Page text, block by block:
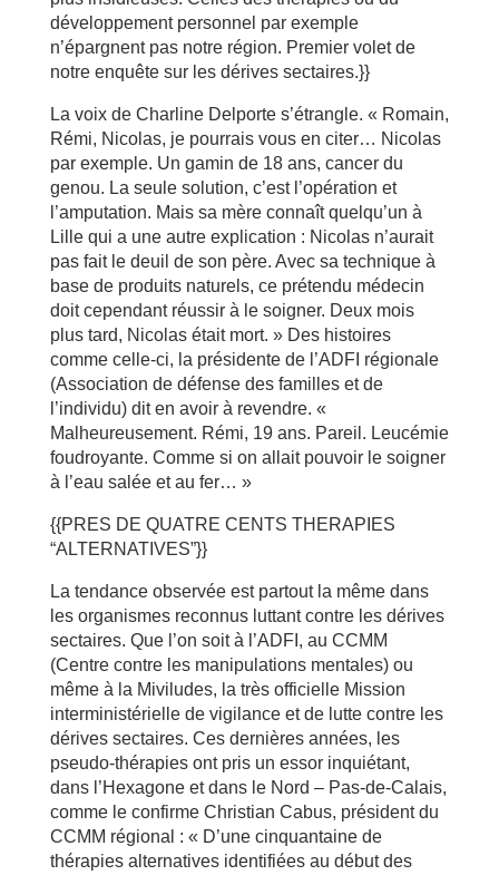
développement personnel par exemple
n’épargnent pas notre région. Premier volet de
notre enquête sur les dérives sectaires.}}
La voix de Charline Delporte s’étrangle. « Romain,
Rémi, Nicolas, je pourrais vous en citer… Nicolas
par exemple. Un gamin de 18 ans, cancer du
genou. La seule solution, c’est l’opération et
l’amputation. Mais sa mère connaît quelqu’un à
Lille qui a une autre explication : Nicolas n’aurait
pas fait le deuil de son père. Avec sa technique à
base de produits naturels, ce prétendu médecin
doit cependant réussir à le soigner. Deux mois
plus tard, Nicolas était mort. » Des histoires
comme celle-ci, la présidente de l’ADFI régionale
(Association de défense des familles et de
l’individu) dit en avoir à revendre. «
Malheureusement. Rémi, 19 ans. Pareil. Leucémie
foudroyante. Comme si on allait pouvoir le soigner
à l’eau salée et au fer… »
{{PRES DE QUATRE CENTS THERAPIES
“ALTERNATIVES”}}
La tendance observée est partout la même dans
les organismes reconnus luttant contre les dérives
sectaires. Que l’on soit à l’ADFI, au CCMM
(Centre contre les manipulations mentales) ou
même à la Miviludes, la très officielle Mission
interministérielle de vigilance et de lutte contre les
dérives sectaires. Ces dernières années, les
pseudo-thérapies ont pris un essor inquiétant,
dans l’Hexagone et dans le Nord – Pas-de-Calais,
comme le confirme Christian Cabus, président du
CCMM régional : « D’une cinquantaine de
thérapies alternatives identifiées au début des